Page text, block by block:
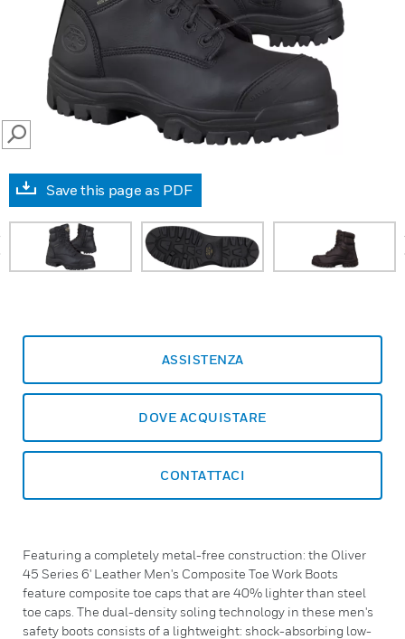
SEARCH
Save this page as PDF
ASSISTENZA
DOVE ACQUISTARE
CONTATTACI
Featuring a completely metal-free construction: the Oliver
45 Series 6' Leather Men's Composite Toe Work Boots
feature composite toe caps that are 40% lighter than steel
toe caps. The dual-density soling technology in these men's
safety boots consists of a lightweight: shock-absorbing low-